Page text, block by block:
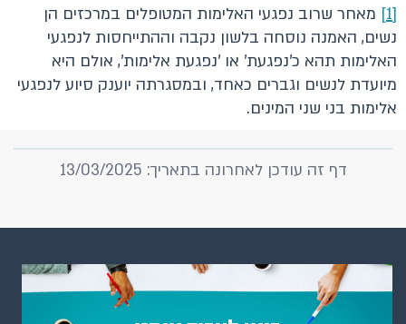
[1]
מאחר שרוב נפגעי האלימות המטופלים במרכזים הן
נשים, האמנה נוסחה בלשון נקבה וההתייחסות לנפגעי
האלימות תהא כ'נפגעת' או 'נפגעת אלימות', אולם היא
מיועדת לנשים וגברים כאחד, ובמסגרתה יוענק סיוע לנפגעי
אלימות בני שני המינים.
דף זה עודכן לאחרונה בתאריך: 13/03/2025